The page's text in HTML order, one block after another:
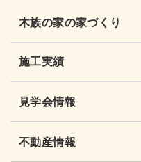
木族の家の家づくり
施工実績
見学会情報
不動産情報